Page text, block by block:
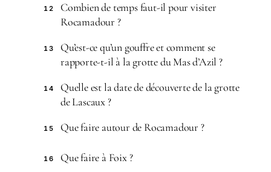
12
Combien de temps faut-il pour visiter
Rocamadour ?
13
Qu’est-ce qu’un gouffre et comment se
rapporte-t-il à la grotte du Mas d’Azil ?
14
Quelle est la date de découverte de la grotte
de Lascaux ?
15 Que faire autour de Rocamadour ?
16 Que faire à Foix ?